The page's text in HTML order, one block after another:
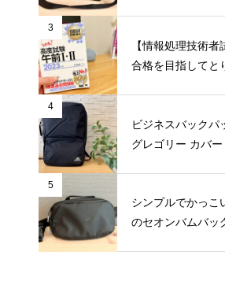
3
【情報処理技術
合格を目指してと
4
ビジネスバックパ
グレゴリー カバー
5
シンプルでかっこ
のセオンバムバッ